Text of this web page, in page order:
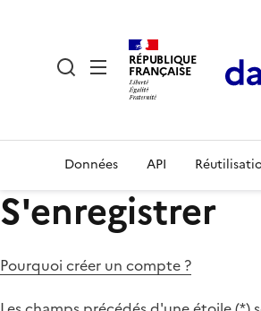
RÉPUBLIQUE
FRANÇAISE
Données API
S'enregistrer
Pourquoi créer un compte ?